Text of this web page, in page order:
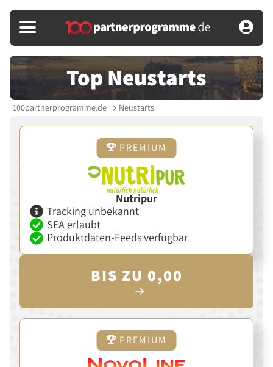
Top Neustarts
100partnerprogramme.de Neustarts
PREMIUM
Nutripur
Tracking unbekannt
SEA erlaubt
Produktdaten-Feeds verfügbar
BIS ZU 0,00
PREMIUM